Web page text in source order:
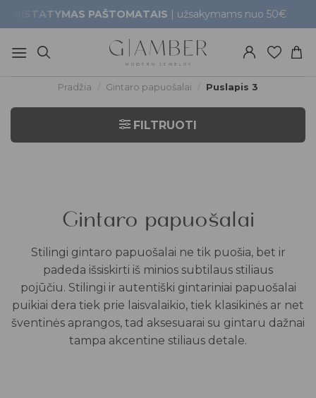
to
content
PAŠTOMATAIS| užsakymams nuo 50€
Pradžia Gintaro papuošalai Puslapis 3
FILTRUOTI
Gintaro papuošalai
Stilingi gintaro papuošalai ne tik puošia, bet ir
padeda išsiskirti iš minios subtilaus stiliaus
pojūčiu. Stilingi ir autentiški gintariniai papuošalai
puikiai dera tiek prie laisvalaikio, tiek klasikinės ar net
šventinės aprangos, tad aksesuarai su gintaru dažnai
tampa akcentine stiliaus detale.